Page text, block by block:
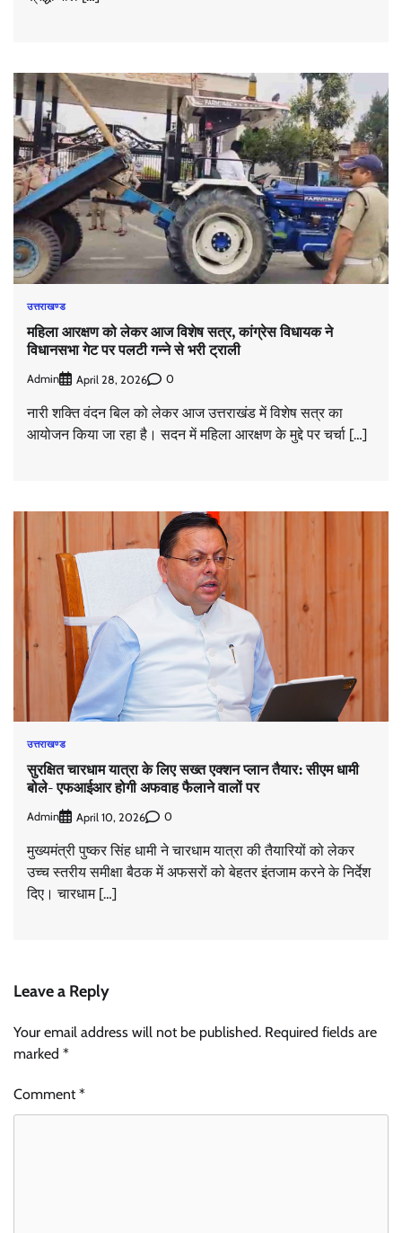
उत्तराखण्ड
महिला आरक्षण को लेकर आज विशेष सत्र, कांग्रेस विधायक ने
विधानसभा गेट पर पलटी गन्ने से भरी ट्राली
Admin April 28, 2026 0
नारी शक्ति वंदन बिल को लेकर आज उत्तराखंड में विशेष सत्र का
आयोजन किया जा रहा है। सदन में महिला आरक्षण के मुद्दे पर चर्चा […]
उत्तराखण्ड
सुरक्षित चारधाम यात्रा के लिए सख्त एक्शन प्लान तैयार: सीएम धामी
बोले- एफआईआर होगी अफवाह फैलाने वालों पर
Admin April 10, 2026 0
मुख्यमंत्री पुष्कर सिंह धामी ने चारधाम यात्रा की तैयारियों को लेकर
उच्च स्तरीय समीक्षा बैठक में अफसरों को बेहतर इंतजाम करने के निर्देश
दिए। चारधाम […]
Leave a Reply
Your email address will not be published. Required fields are
marked *
Comment*